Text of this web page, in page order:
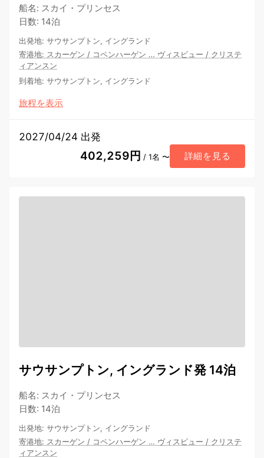
船名: スカイ・プリンセス
日数: 14泊
出発地: サウサンプトン, イングランド
寄港地: スカーゲン / コペンハーゲン … ヴィスビュー / クリステ
ィアンスン
到着地: サウサンプトン, イングランド
旅程を表示
2027/04/24 出発
402,259円 / 1名 〜 詳細を見る
サウサンプトン, イングランド発 14泊
船名: スカイ・プリンセス
日数: 14泊
出発地: サウサンプトン, イングランド
寄港地: スカーゲン / コペンハーゲン … ヴィスビュー / クリステ
ィアンスン